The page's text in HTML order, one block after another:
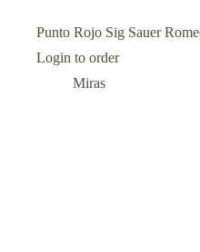
Punto Rojo Sig Sauer
Login to order
Miras